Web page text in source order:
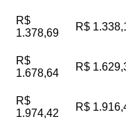
R$
1.378,69
R$
R$
1.678,64
R$
R$
1.974,42
R$